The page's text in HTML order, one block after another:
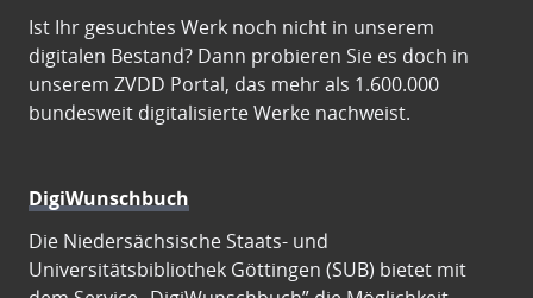
Ist Ihr gesuchtes Werk noch nicht in unserem
digitalen Bestand? Dann probieren Sie es doch in
unserem ZVDD Portal, das mehr als 1.600.000
bundesweit digitalisierte Werke nachweist.
DigiWunschbuch
Die Niedersächsische Staats- und
Universitätsbibliothek Göttingen (SUB) bietet mit